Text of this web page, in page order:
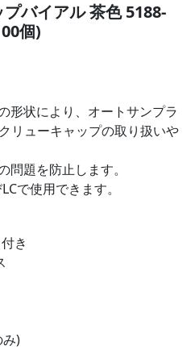
バイアル 茶色 5188-
個)
形状により、オートサンプラ
リューキャップの取り扱いや
題を防止します。
で使用できます。
き
)